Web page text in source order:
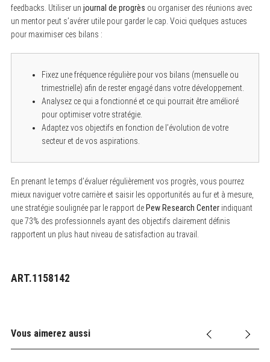
feedbacks. Utiliser un journal de progrès ou organiser des réunions avec
un mentor peut s’avérer utile pour garder le cap. Voici quelques astuces
pour maximiser ces bilans :
Fixez une fréquence régulière pour vos bilans (mensuelle ou
trimestrielle) afin de rester engagé dans votre développement.
Analysez ce qui a fonctionné et ce qui pourrait être amélioré
pour optimiser votre stratégie.
Adaptez vos objectifs en fonction de l’évolution de votre
secteur et de vos aspirations.
En prenant le temps d’évaluer régulièrement vos progrès, vous pourrez
mieux naviguer votre carrière et saisir les opportunités au fur et à mesure,
une stratégie soulignée par le rapport de Pew Research Centerindiquant
que 73% des professionnels ayant des objectifs clairement définis
rapportent un plus haut niveau de satisfaction au travail.
ART.1158142
Vous aimerez aussi